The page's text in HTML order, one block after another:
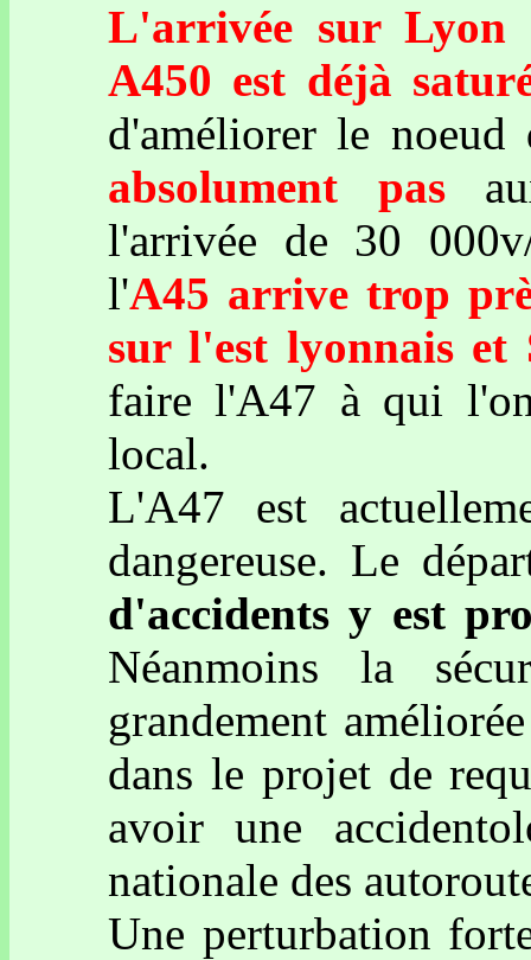
L'arrivée sur Lyon
A450 est déjà
d'améliorer le
absolument pas
l'arrivée de 30
l'A45 arrive trop
sur l'est lyonnais et
faire l'A47 à qui
local.
L'A47 est
dangereuse. Le
d'accidents y est
Néanmoins la
grandement
dans le projet de
avoir une
nationale des
Une perturbation